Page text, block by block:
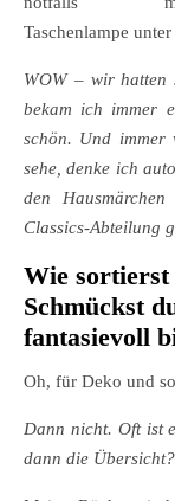
Taschenlampe
WOW – wir hatten
bekam ich immer
schön. Und immer
sehe, denke ich
den
Classics-Abteilung
Wie sortierst
Schmückst
fantasievoll
Oh, für Deko und
Dann nicht. Oft ist
dann die Übersicht?